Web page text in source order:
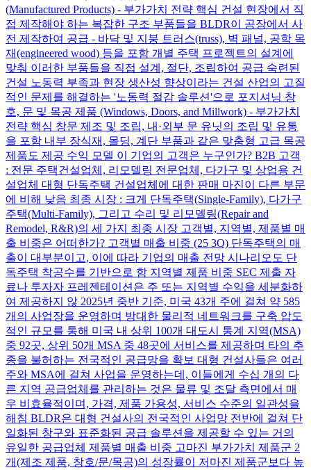
(Manufactured Products) - 부가가치 전략 핵심 건설 현장에서 직
접 제작해야 하는 복잡한 구조 부품들을 BLDR이 공장에서 사
전 제작하여 공급 - 바닥 및 지붕 트러스(truss), 벽 패널, 공학 목
재(engineered wood) 등을 포함 개별 주택 프로젝트의 설계에
맞춰 이러한 부품들을 직접 설계, 절단, 조립하여 공급 숙련된
건설 노동력 부족과 현장 생산성 향상이라는 건설 산업의 고질
적인 문제를 해결하는 '노동력 절감 솔루션'으로 포지셔닝 창
호, 문 및 목공 제품 (Windows, Doors, and Millwork) - 부가가치
전략 핵심 창문 제조 및 조립, 내·외부 문 유닛의 조립 및 유통
을 포함 내부 장식재, 몰딩, 계단 부품과 같은 맞춤형 고급 목공
제품도 제공 수익 모델 이 기업의 고객은 누구인가? B2B 고객
: 전문 주택건설업체, 리모델링 전문업체, 다가구 및 상업용 건
설업체 대형 단독주택 건설업체에 대한 판매 마진이 다른 부문
에 비해 낮음 최종 시장 : 크게 단독주택(Single-Family), 다가구
주택(Multi-Family), 그리고 수리 및 리모델링(Repair and
Remodel, R&R)의 세 가지 최종 시장 고객별, 지역별, 제품별 매
출 비중은 어떠한가? 고객별 매출 비중 (25 3Q) 단독주택의 매
출이 대부분이고, 이에 따라 기업의 매출 전망 시나리오도 단
독주택 착공수를 기반으로 함 지역별 제품 비중 SEC 제출 자
료나 투자자 프레젠테이션은 주 또는 지역별 수익을 세분화하
여 제공하지 않 2025년 중반 기준, 미국 43개 주에 걸쳐 약 585
개의 사업장을 운영하며 방대한 물리적 네트워크를 구축 압도
적인 규모를 통해 미국 내 상위 100개 대도시 통계 지역(MSA)
중 92곳, 상위 50개 MSA 중 48곳에 서비스를 제공하며 타의 추
종을 불허하는 전국적인 공급망을 확보 대형 건설사들은 여러
주와 MSA에 걸쳐 사업을 운영하는데, 이들에게 수십 개의 다
른 지역 공급업체를 관리하는 것은 물류 및 조달 측면에서 매
우 비효율적이며, 가격, 제품 가용성, 서비스 수준의 일관성을
해침 BLDR은 대형 건설사의 전국적인 사업망 전반에 걸쳐 단
일화된 창구와 표준화된 공급 솔루션을 제공할 수 있는 거의
유일한 공급업체 제품별 매출 비중 고마진 부가가치 제품군 2
개(제조 제품, 창호/문/목공)의 성장률이 저마진 제품군보다 높